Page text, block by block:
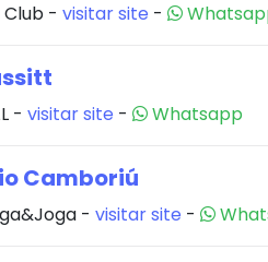
Club - visitar site -
- visitar site - Whatsapp
Camboriú
- visitar site -